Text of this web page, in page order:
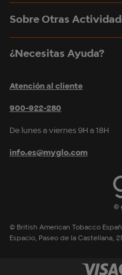
Sobre Otras
¿Necesitas Ayuda?
Atención al cliente
900-922-280
De lunes a viernes 9H a 18H
info.es@myglo.com
©
© British American Tobacco
Espacio, Paseo de la Castellana,